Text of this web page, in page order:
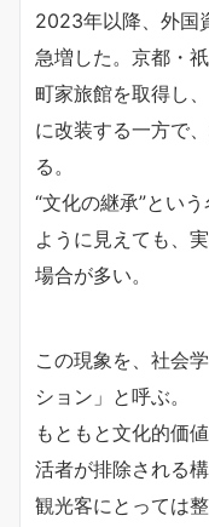
2023年以降、外国
急増した。京都・
町家旅館を取得し
に改装する一方で
る。
“文化の継承”とい
ように見えても、
場合が多い。
この現象を、社会
ション」と呼ぶ。
もともと文化的価
活者が排除される構
観光客にとっては